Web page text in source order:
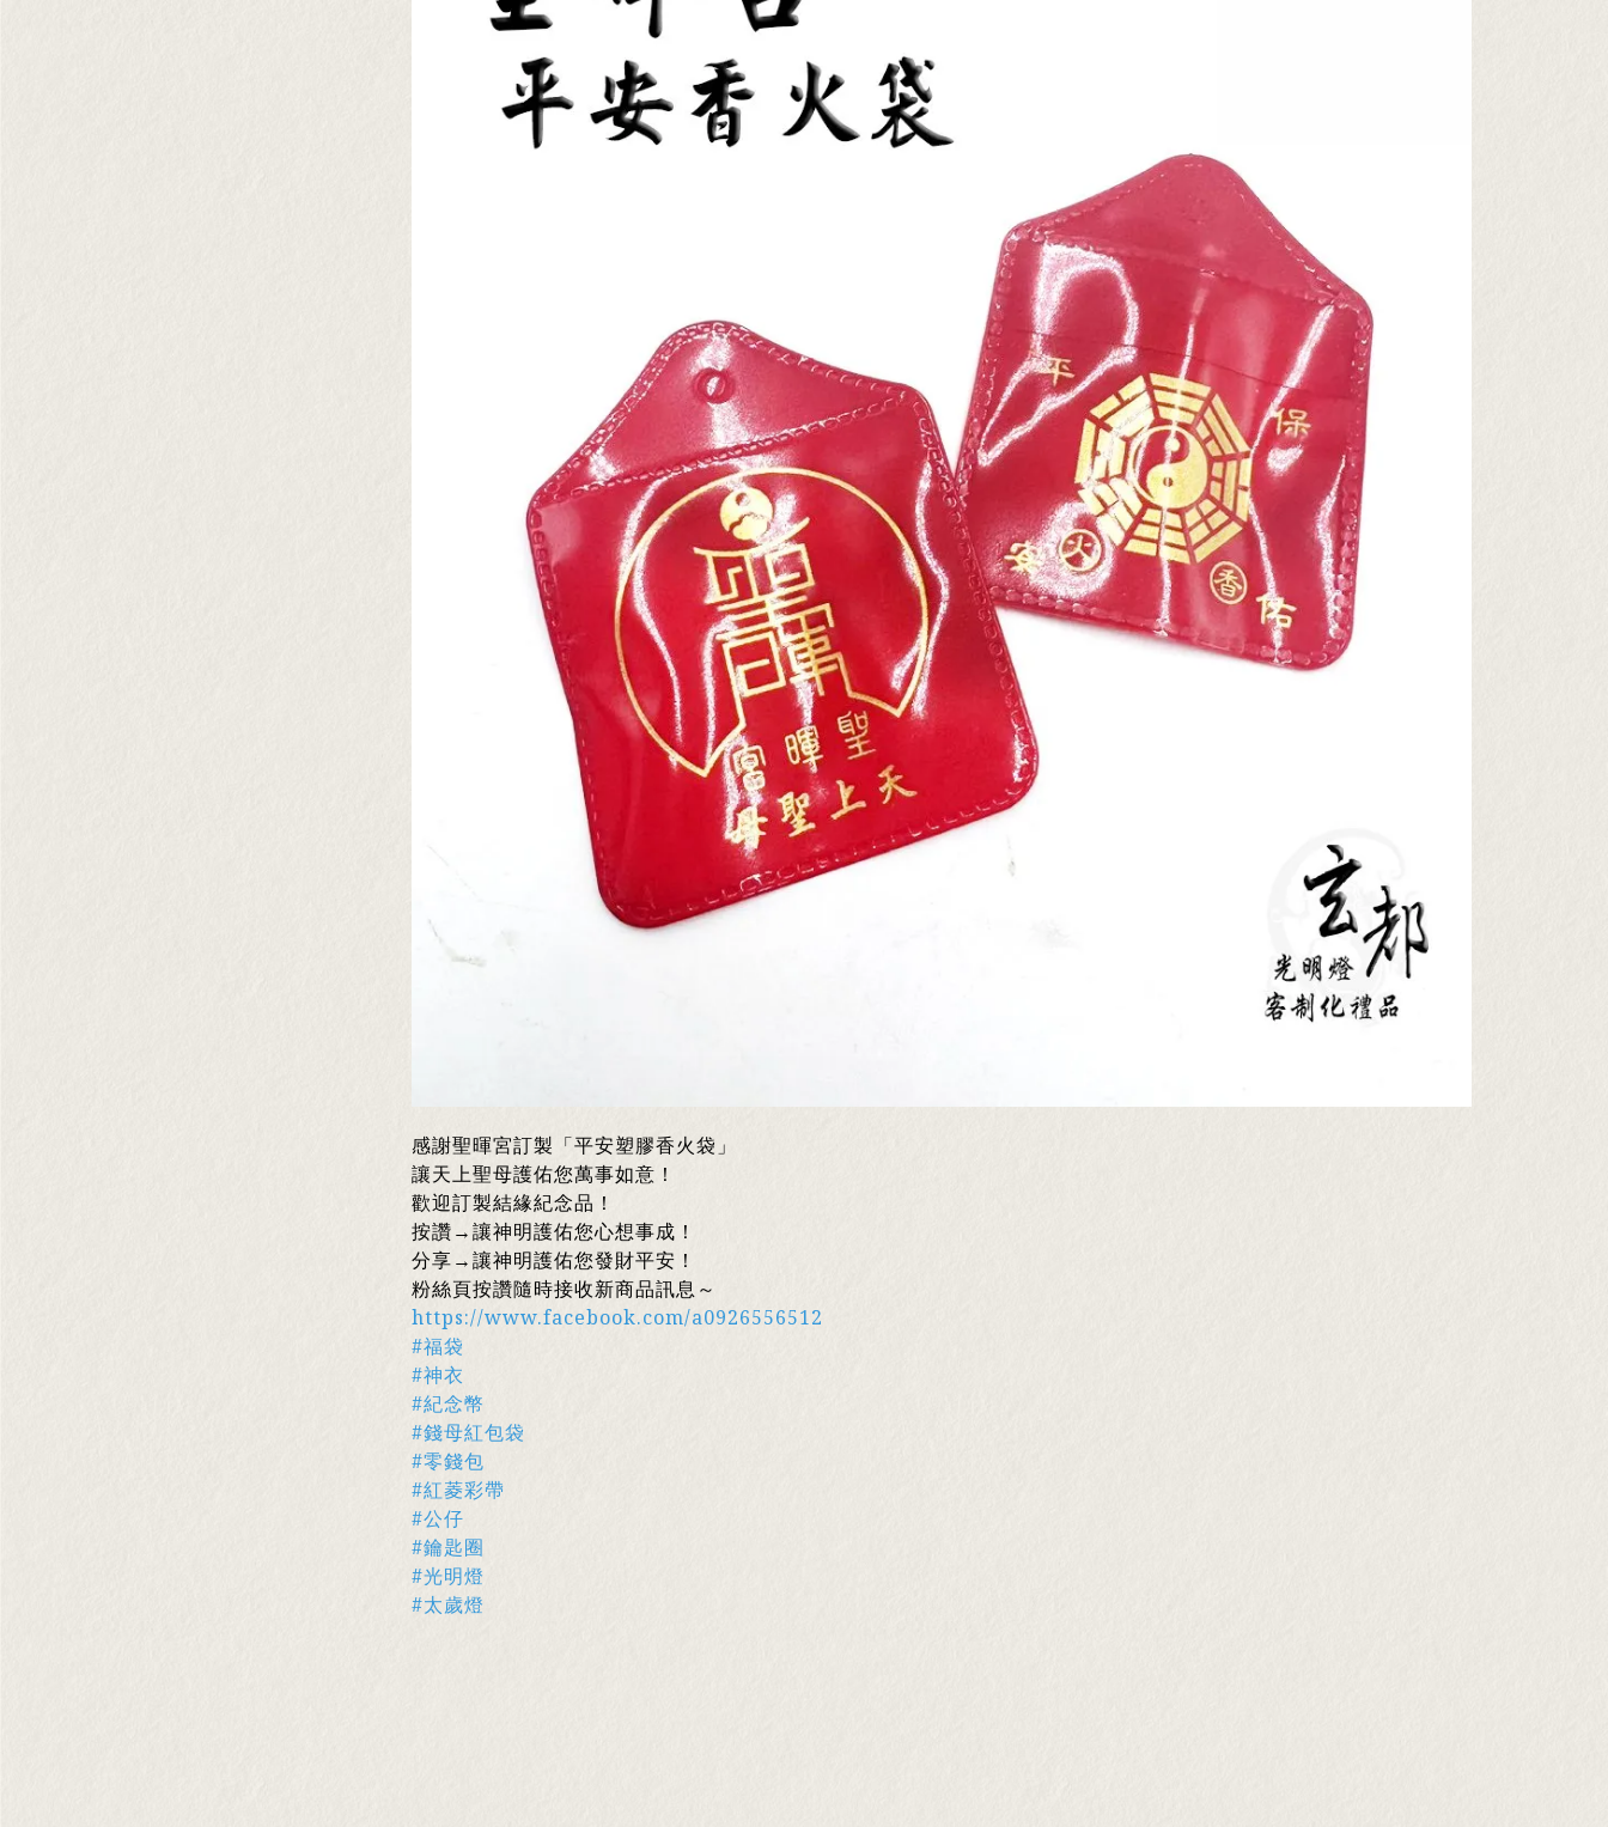
感謝聖暉宮訂製「平安塑膠香火袋」
讓天上聖母護佑您萬事如意！
歡迎訂製結緣紀念品！
按讚→讓神明護佑您心想事成！
分享→讓神明護佑您發財平安！
粉絲頁按讚隨時接收新商品訊息～
https://www.facebook.com/a0926556512
#福袋
#神衣
#紀念幣
#錢母紅包袋
#零錢包
#紅菱彩帶
#公仔
#鑰匙圈
#光明燈
#太歲燈